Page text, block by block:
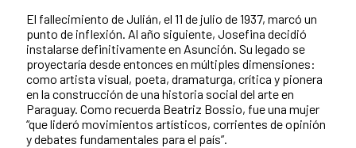
El fallecimiento de Julián, el 11 de julio de 1937, marcó un
punto de inflexión. Al año siguiente, Josefina decidió
instalarse definitivamente en Asunción. Su legado se
proyectaría desde entonces en múltiples dimensiones:
como artista visual, poeta, dramaturga, crítica y pionera
en la construcción de una historia social del arte en
Paraguay. Como recuerda Beatriz Bossio, fue una mujer
“que lideró movimientos artísticos, corrientes de opinión
y debates fundamentales para el país”.